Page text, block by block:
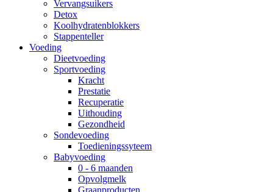
Vervangsuikers
Detox
Koolhydratenblokkers
Stappenteller
Voeding
Dieetvoeding
Sportvoeding
Kracht
Prestatie
Recuperatie
Uithouding
Gezondheid
Sondevoeding
Toedieningssyteem
Babyvoeding
0 - 6 maanden
Opvolgmelk
Graanproducten